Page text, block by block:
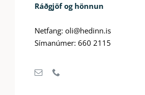
Ráðgjöf og hönnun
Netfang: oli@hedinn.is
Símanúmer: 660 2115